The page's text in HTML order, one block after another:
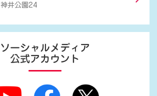
神井公園24
ソーシャルメディア
公式アカウント